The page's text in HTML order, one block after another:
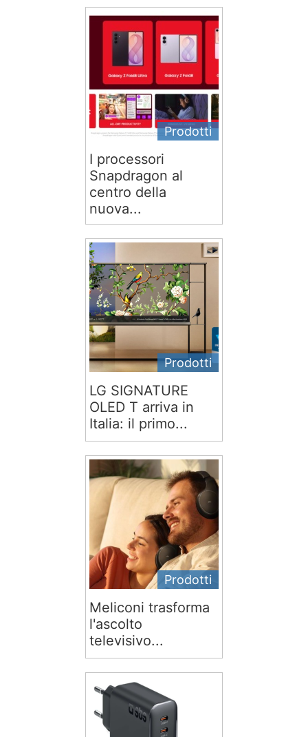
Prodotti
I processori
Snapdragon al
centro della
nuova...
Prodotti
LG SIGNATURE
OLED T arriva in
Italia: il primo...
Prodotti
Meliconi trasforma
l'ascolto
televisivo...